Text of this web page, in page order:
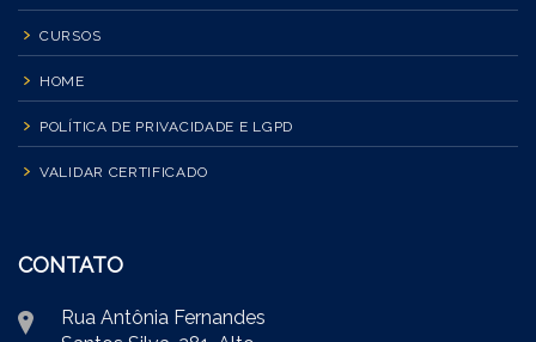
CURSOS
HOME
POLÍTICA DE PRIVACIDADE E LGPD
VALIDAR CERTIFICADO
CONTATO
Rua Antônia Fernandes